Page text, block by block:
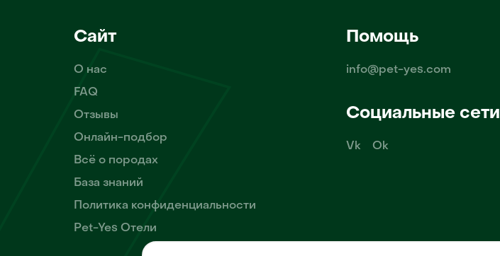
Сайт
О нас
FAQ
Отзывы
Онлайн-подбор
Всё о породах
База знаний
Политика конфиденциальности
Pet-Yes Отели
Помощь
info@pet-yes.com
Социальные сети
Vk Ok